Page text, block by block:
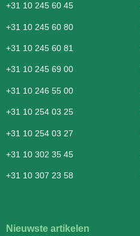
+31 10 245 60 45
+31 10 245 60 80
+31 10 245 60 81
+31 10 245 69 00
+31 10 246 55 00
+31 10 254 03 25
+31 10 254 03 27
+31 10 302 35 45
+31 10 307 23 58
Nieuwste artikelen